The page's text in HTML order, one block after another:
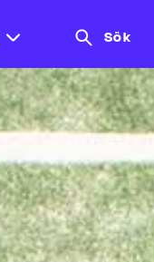
Sök